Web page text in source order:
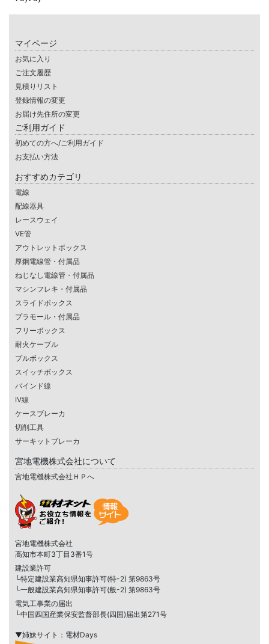
マイページ
お気に入り
ご注文履歴
見積りリスト
登録情報の変更
お届け先住所の変更
ご利用ガイド
初めての方へ/ご利用ガイド
お支払い方法
おすすめカテゴリ
電線
配線器具
レースウェイ
VE管
アウトレットボックス
厚鋼電線管・付属品
ねじなし電線管・付属品
マシンフレキ・付属品
スライドボックス
プラモール・付属品
フリーボックス
耐火ケーブル
プルボックス
スイッチボックス
バインド線
IV線
ケースブレーカ
切削工具
サーキットブレーカ
宮地電機株式会社について
宮地電機株式会社ＨＰへ
宮地電機株式会社
高知市本町3丁目3番1号
建設業許可
└特定建設業高知県知事許可(特-2) 第9863号
└一般建設業高知県知事許可(般-2) 第9863号
電気工事業の届出
└中国四国産業保安監督部長(四国)届出第271号
▼姉妹サイト：電材Days